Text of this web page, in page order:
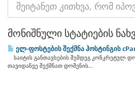
მონიშნული სტატიების
ელ-ფოსტების შექმნა ჰოსტინგის
საიტის განთავსების შემდეგ კონკრეტულ
თავიდანვე შექმნათ დომენის...